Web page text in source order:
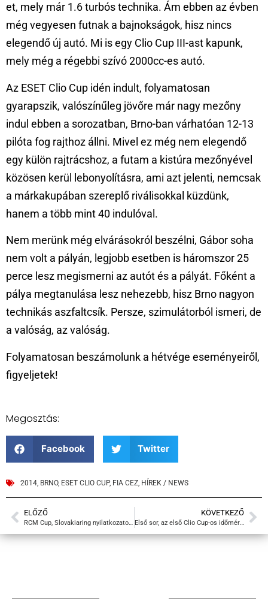
et, mely már 1.6 turbós technika. Ám ebben az évben
még vegyesen futnak a bajnokságok, hisz nincs
elegendő új autó. Mi is egy Clio Cup III-ast kapunk,
mely még a régebbi szívó 2000cc-es autó.
Az ESET Clio Cup idén indult, folyamatosan
gyarapszik, valószínűleg jövőre már nagy mezőny
indul ebben a sorozatban, Brno-ban várhatóan 12-13
pilóta fog rajthoz állni. Mivel ez még nem elegendő
egy külön rajtrácshoz, a futam a kistúra mezőnyével
közösen kerül lebonyolításra, ami azt jelenti, nemcsak
a márkakupában szereplő riválisokkal küzdünk,
hanem a több mint 40 indulóval.
Nem merünk még elvárásokról beszélni, Gábor soha
nem volt a pályán, legjobb esetben is háromszor 25
perce lesz megismerni az autót és a pályát. Főként a
pálya megtanulása lesz nehezebb, hisz Brno nagyon
technikás aszfaltcsík. Persze, szimulátorból ismeri, de
a valóság, az valóság.
Folyamatosan beszámolunk a hétvége eseményeiről,
figyeljetek!
Megosztás:
Facebook Twitter
2014, BRNO, ESET CLIO CUP, FIA CEZ, HÍREK / NEWS
ELŐZŐ
RCM Cup, Slovakiaring nyilatkozatok, és összefoglaló
KÖVETKEZŐ
Első sor, az első Clio Cup-os időmérésen